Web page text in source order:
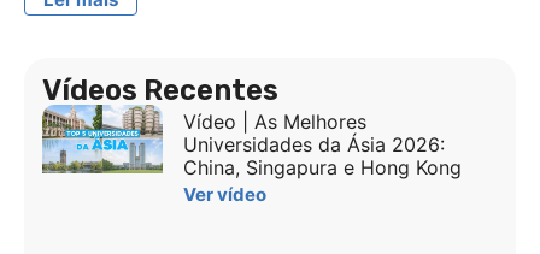
Vídeos Recentes
Vídeo | As Melhores
Universidades da Ásia 2026:
China, Singapura e Hong Kong
Ver vídeo